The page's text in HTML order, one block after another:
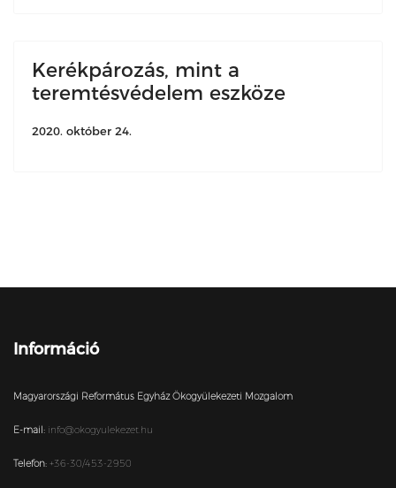
Kerékpározás, mint a
teremtésvédelem eszköze
2020. október 24.
Információ
Magyarországi Református Egyház Ökogyülekezeti Mozgalom
E-mail: info@okogyulekezet.hu
Telefon: +36-30/453-2950